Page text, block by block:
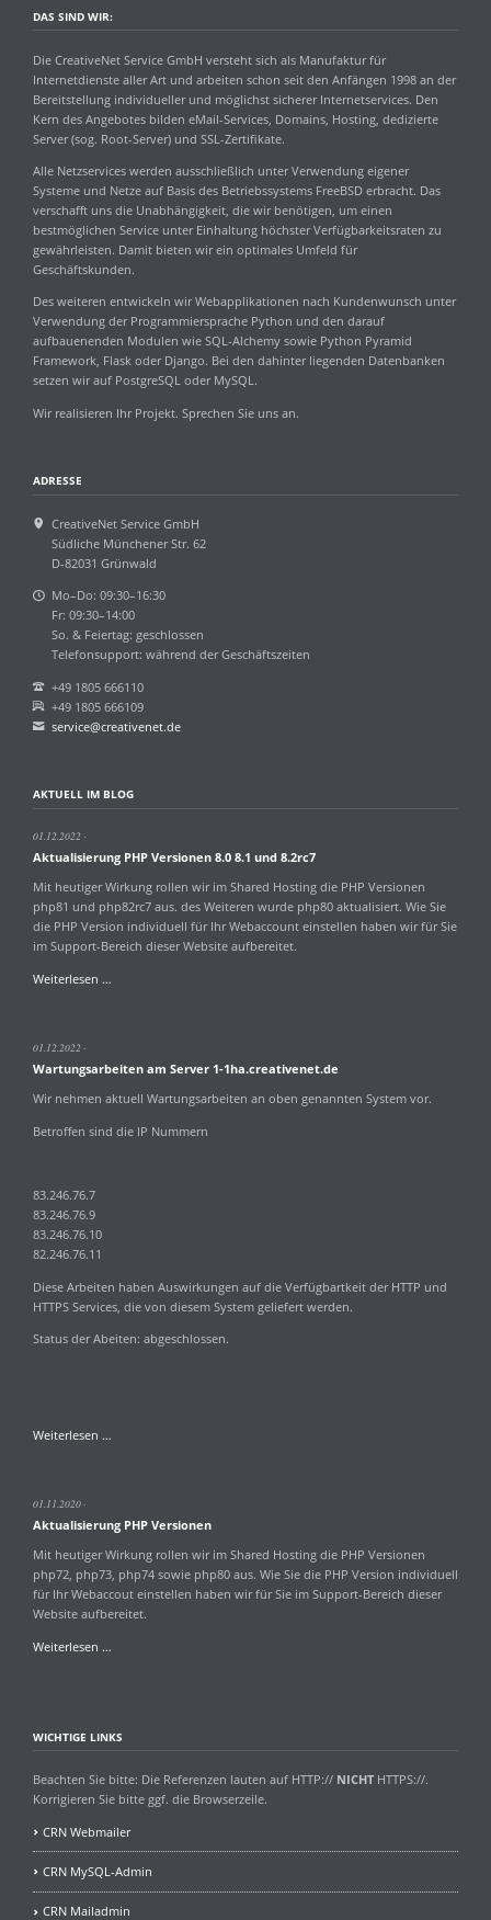
DAS SIND WIR:
Die CreativeNet Service GmbH versteht sich als Manufaktur für
Internetdienste aller Art und arbeiten schon seit den Anfängen 1998 an der
Bereitstellung individueller und möglichst sicherer Internetservices. Den
Kern des Angebotes bilden eMail-Services, Domains, Hosting, dedizierte
Server (sog. Root-Server) und SSL-Zertifikate.
Alle Netzservices werden ausschließlich unter Verwendung eigener
Systeme und Netze auf Basis des Betriebssystems FreeBSD erbracht. Das
verschafft uns die Unabhängigkeit, die wir benötigen, um einen
bestmöglichen Service unter Einhaltung höchster Verfügbarkeitsraten zu
gewährleisten. Damit bieten wir ein optimales Umfeld für
Geschäftskunden.
Des weiteren entwickeln wir Webapplikationen nach Kundenwunsch unter
Verwendung der Programmiersprache Python und den darauf
aufbauenenden Modulen wie SQL-Alchemy sowie Python Pyramid
Framework, Flask oder Django. Bei den dahinter liegenden Datenbanken
setzen wir auf PostgreSQL oder MySQL.
Wir realisieren Ihr Projekt. Sprechen Sie uns an.
ADRESSE
CreativeNet Service GmbH
Südliche Münchener Str. 62
D-82031 Grünwald
Mo–Do: 09:30–16:30
Fr: 09:30–14:00
So. & Feiertag: geschlossen
Telefonsupport: während der Geschäftszeiten
+49 1805 666110
+49 1805 666109
service@creativenet.de
AKTUELL IM BLOG
01.12.2022
Aktualisierung PHP Versionen 8.0 8.1 und 8.2rc7
Mit heutiger Wirkung rollen wir im Shared Hosting die PHP Versionen
php81 und php82rc7 aus. des Weiteren wurde php80 aktualisiert. Wie Sie
die PHP Version individuell für Ihr Webaccount einstellen haben wir für Sie
im Support-Bereich dieser Website aufbereitet.
Weiterlesen …
und
8.2rc7
01.12.2022
Wartungsarbeiten am Server 1-1ha.creativenet.de
Wir nehmen aktuell Wartungsarbeiten an oben genannten System vor.
Betroffen sind die IP Nummern
83.246.76.7
83.246.76.9
83.246.76.10
82.246.76.11
Diese Arbeiten haben Auswirkungen auf die Verfügbartkeit der HTTP und
HTTPS Services, die von diesem System geliefert werden.
Status der Abeiten: abgeschlossen.
Weiterlesen …
01.11.2020
Aktualisierung PHP Versionen
Mit heutiger Wirkung rollen wir im Shared Hosting die PHP Versionen
php72, php73, php74 sowie php80 aus. Wie Sie die PHP Version individuell
für Ihr Webaccout einstellen haben wir für Sie im Support-Bereich dieser
Website aufbereitet.
Weiterlesen …
WICHTIGE LINKS
Beachten Sie bitte: Die Referenzen lauten auf HTTP:// NICHTHTTPS://.
Korrigieren Sie bitte ggf. die Browserzeile.
CRN Webmailer
CRN MySQL-Admin
CRN Mailadmin